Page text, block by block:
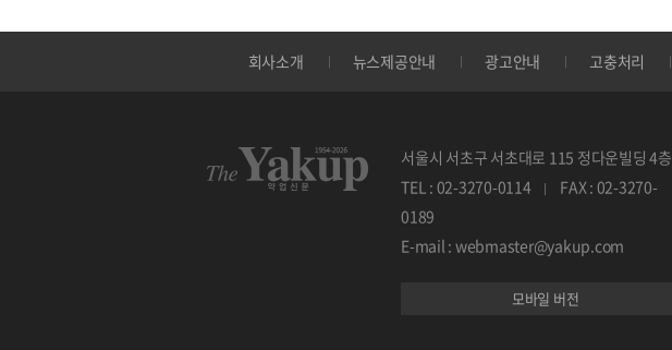
회사소개 뉴스제공안내 광고안내 고충처리
서울시 서초구 서초대로 115 정다운빌딩 4층
TEL : 02-3270-0114
FAX : 02-3270-
0189
E-mail : webmaster@yakup.com
모바일 버전